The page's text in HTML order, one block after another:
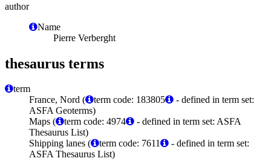
author
Name
Pierre Verberght
thesaurus terms
term
France, Nord (
term code: 183805
- defined in term set:
ASFA Geoterms)
Maps (
term code: 4974
- defined in term set: ASFA
Thesaurus List)
Shipping lanes (
term code: 7611
- defined in term set:
ASFA Thesaurus List)